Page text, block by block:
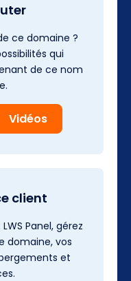
ce domaine ?
qui
de ce nom
Vidéos
client
Panel, gérez
domaine, vos
et